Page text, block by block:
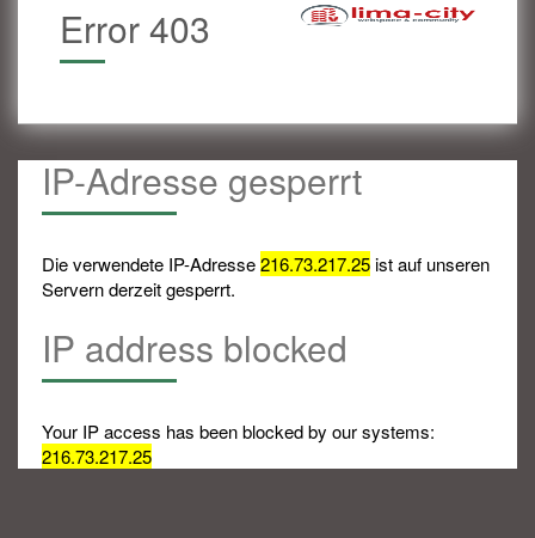
Error 403
IP-Adresse gesperrt
Die verwendete IP-Adresse216.73.217.25ist auf unseren
Servern derzeit gesperrt.
IP address blocked
Your IP access has been blocked by our systems:
216.73.217.25